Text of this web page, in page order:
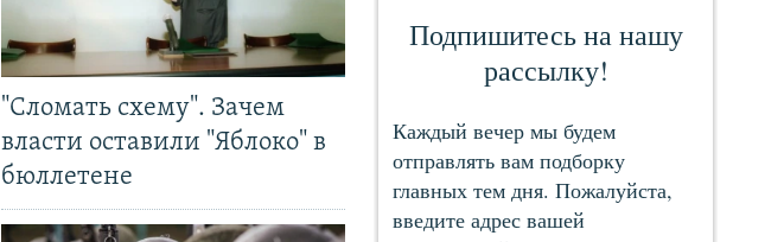
"Сломать схему". Зачем
власти оставили "Яблоко" в
бюллетене